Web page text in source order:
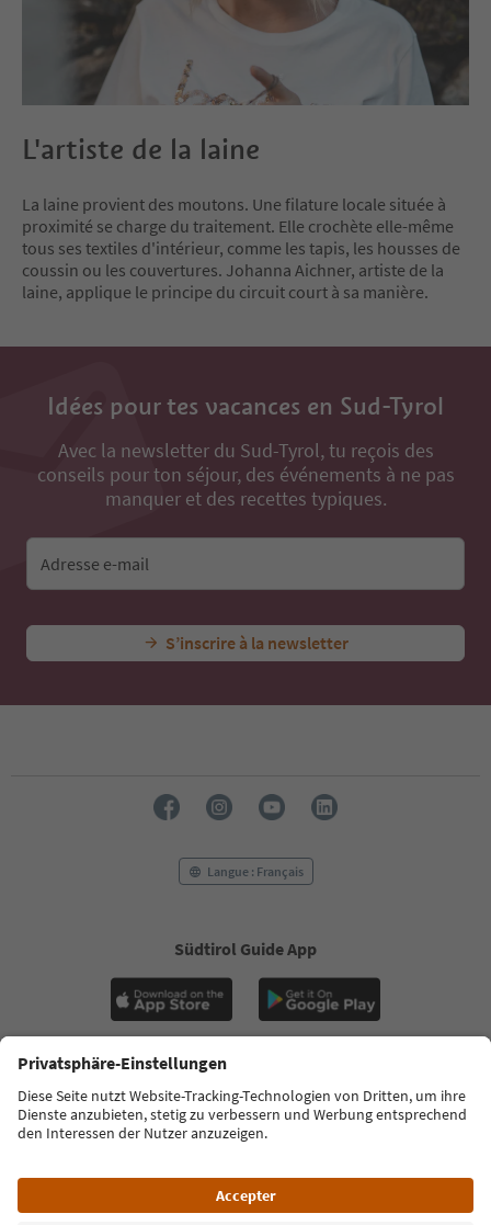
L'artiste de la laine
La laine provient des moutons. Une filature locale située à
proximité se charge du traitement. Elle crochète elle-même
tous ses textiles d'intérieur, comme les tapis, les housses de
coussin ou les couvertures. Johanna Aichner, artiste de la
laine, applique le principe du circuit court à sa manière.
Idées pour tes vacances en Sud-Tyrol
Avec la newsletter du Sud-Tyrol, tu reçois des
conseils pour ton séjour, des événements à ne pas
manquer et des recettes typiques.
Adresse e-mail
S’inscrire à la newsletter
Langue : Français
Südtirol Guide App
FAQ Contactez-nous Presse
MICE
Politique de confidentialité
Conditions générales
Empreinte
Déclaration d’accessibilité South Tyrol B2B